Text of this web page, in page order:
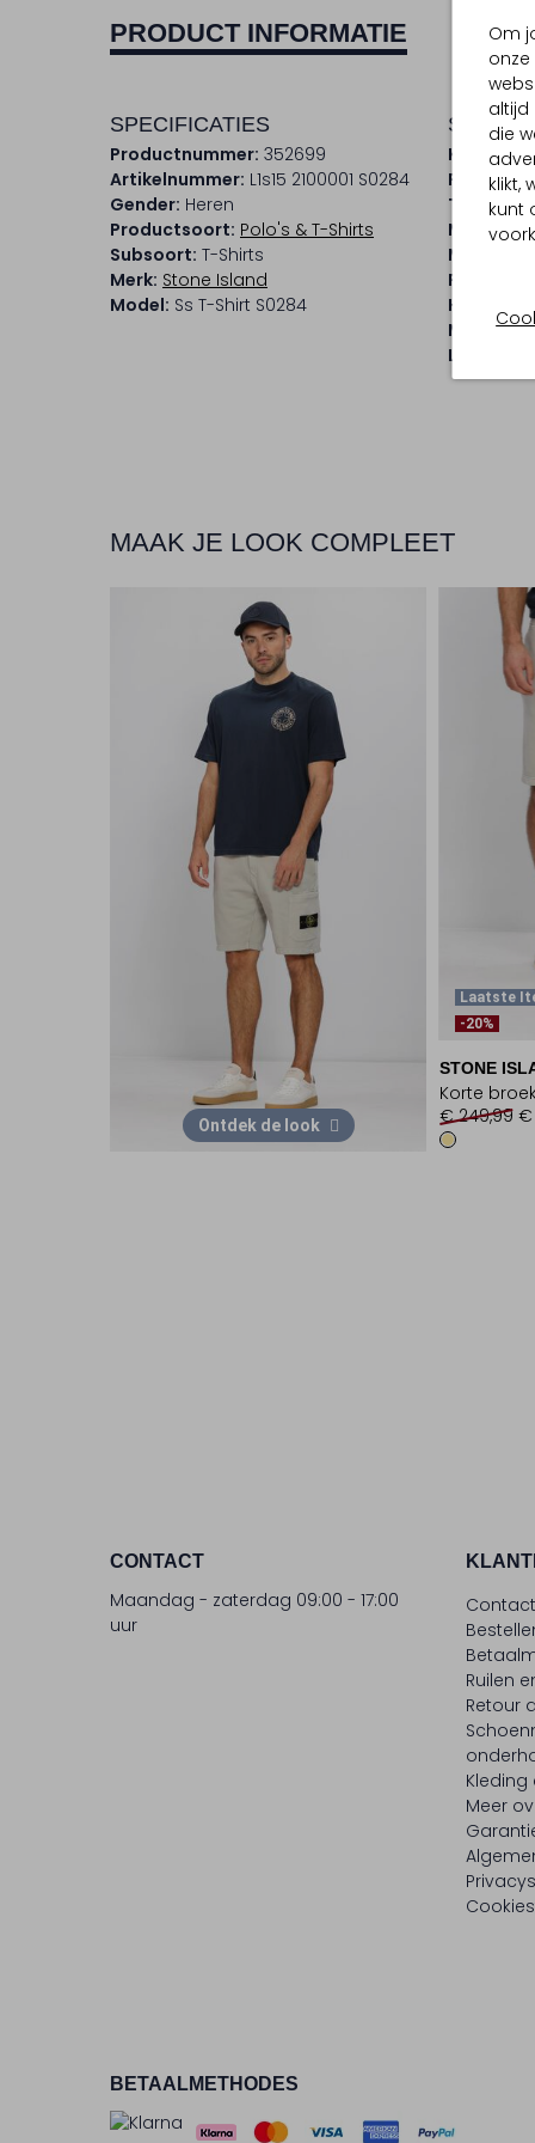
Om
altijd
die
klikt,
kunt
PRODUCT INFORMATIE
SPECIFICATIES
Productnummer: 352699
Artikelnummer: L1s15 2100001 S0284
Gender: Heren
Productsoort: Polo's & T-Shirts
Subsoort: T-Shirts
Merk: Stone Island
Model: Ss T-Shirt S0284
Kleur:
Patroon:
Trends:
Pasvorm:
Halslijn:
Lengte:
MAAK JE LOOK COMPLEET
Ontdek de look
Laatste
-20%
STONE
Korte
€ 249,99 €
CONTACT
Maandag - zaterdag 09:00 - 17:00
uur
Contact
Ruilen
Retour
Meer
BETAALMETHODES